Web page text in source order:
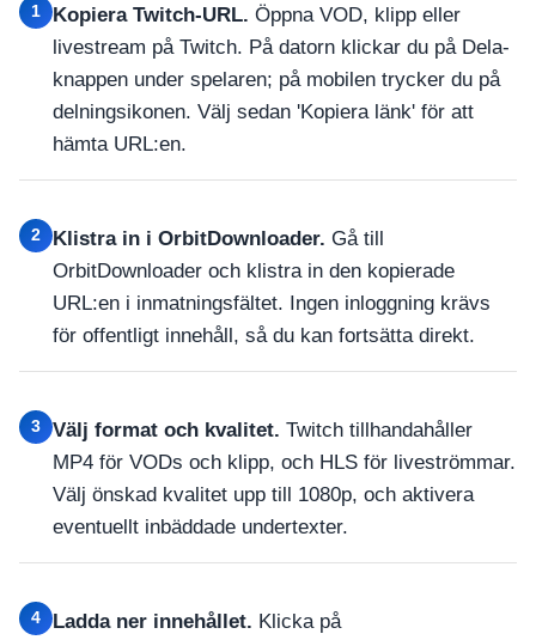
1 Kopiera Twitch-URL. Öppna VOD, klipp eller
livestream på Twitch. På datorn klickar du på Dela-
knappen under spelaren; på mobilen trycker du på
delningsikonen. Välj sedan 'Kopiera länk' för att
hämta URL:en.
2 Klistra in i OrbitDownloader. Gå till
OrbitDownloader och klistra in den kopierade
URL:en i inmatningsfältet. Ingen inloggning krävs
för offentligt innehåll, så du kan fortsätta direkt.
3 Välj format och kvalitet. Twitch tillhandahåller
MP4 för VODs och klipp, och HLS för liveströmmar.
Välj önskad kvalitet upp till 1080p, och aktivera
eventuellt inbäddade undertexter.
4 Ladda ner innehållet. Klicka på